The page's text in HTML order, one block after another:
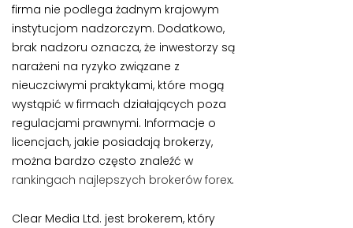
firma nie podlega żadnym krajowym
instytucjom nadzorczym. Dodatkowo,
brak nadzoru oznacza, że inwestorzy są
narażeni na ryzyko związane z
nieuczciwymi praktykami, które mogą
wystąpić w firmach działających poza
regulacjami prawnymi. Informacje o
licencjach, jakie posiadają brokerzy,
można bardzo często znaleźć w
rankingach najlepszych brokerów forex.
Clear Media Ltd. jest brokerem, który